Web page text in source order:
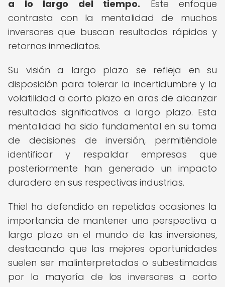
a lo largo del tiempo. Este enfoque
contrasta con la mentalidad de muchos
inversores que buscan resultados rápidos y
retornos inmediatos.
Su visión a largo plazo se refleja en su
disposición para tolerar la incertidumbre y la
volatilidad a corto plazo en aras de alcanzar
resultados significativos a largo plazo. Esta
mentalidad ha sido fundamental en su toma
de decisiones de inversión, permitiéndole
identificar y respaldar empresas que
posteriormente han generado un impacto
duradero en sus respectivas industrias.
Thiel ha defendido en repetidas ocasiones la
importancia de mantener una perspectiva a
largo plazo en el mundo de las inversiones,
destacando que las mejores oportunidades
suelen ser malinterpretadas o subestimadas
por la mayoría de los inversores a corto